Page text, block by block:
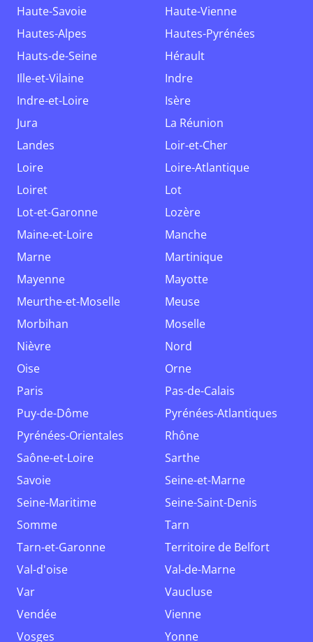
Haute-Savoie
Haute-Vienne
Hautes-Alpes
Hautes-Pyrénées
Hauts-de-Seine
Hérault
Ille-et-Vilaine
Indre
Indre-et-Loire
Isère
Jura
La Réunion
Landes
Loir-et-Cher
Loire
Loire-Atlantique
Loiret
Lot
Lot-et-Garonne
Lozère
Maine-et-Loire
Manche
Marne
Martinique
Mayenne
Mayotte
Meurthe-et-Moselle
Meuse
Morbihan
Moselle
Nièvre
Nord
Oise
Orne
Paris
Pas-de-Calais
Puy-de-Dôme
Pyrénées-Atlantiques
Pyrénées-Orientales
Rhône
Saône-et-Loire
Sarthe
Savoie
Seine-et-Marne
Seine-Maritime
Seine-Saint-Denis
Somme
Tarn
Tarn-et-Garonne
Territoire de Belfort
Val-d'oise
Val-de-Marne
Var
Vaucluse
Vendée
Vienne
Vosges
Yonne